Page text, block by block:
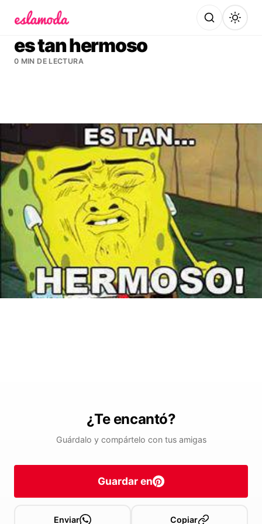
es tan hermoso
0 MIN DE LECTURA
¿Te encantó?
Guárdalo y compártelo con tus amigas
Guardar en
Enviar Copiar